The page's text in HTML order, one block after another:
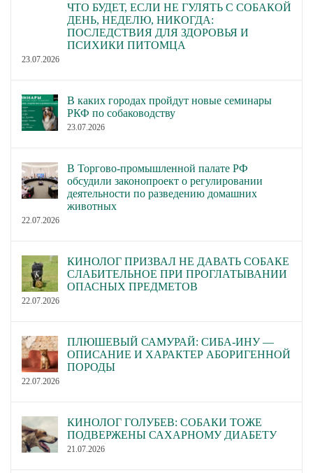
ЧТО БУДЕТ, ЕСЛИ НЕ ГУЛЯТЬ С СОБАКОЙ
ДЕНЬ, НЕДЕЛЮ, НИКОГДА:
ПОСЛЕДСТВИЯ ДЛЯ ЗДОРОВЬЯ И
ПСИХИКИ ПИТОМЦА
23.07.2026
В каких городах пройдут новые семинары
РКФ по собаководству
23.07.2026
В Торгово-промышленной палате РФ
обсудили законопроект о регулировании
деятельности по разведению домашних
животных
22.07.2026
КИНОЛОГ ПРИЗВАЛ НЕ ДАВАТЬ СОБАКЕ
СЛАБИТЕЛЬНОЕ ПРИ ПРОГЛАТЫВАНИИ
ОПАСНЫХ ПРЕДМЕТОВ
22.07.2026
ПЛЮШЕВЫЙ САМУРАЙ: СИБА-ИНУ —
ОПИСАНИЕ И ХАРАКТЕР АБОРИГЕННОЙ
ПОРОДЫ
22.07.2026
КИНОЛОГ ГОЛУБЕВ: СОБАКИ ТОЖЕ
ПОДВЕРЖЕНЫ САХАРНОМУ ДИАБЕТУ
21.07.2026